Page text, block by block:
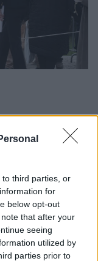
third parties, or
for
below opt-out
that after your
seeing
utilized by
parties prior to
είναι, ο
ο
ο
Νίκος
των ΑΝΕΛ